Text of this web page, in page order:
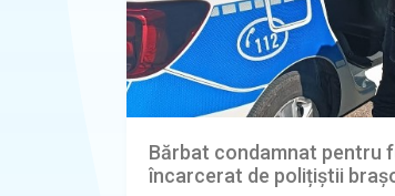
Bărbat condamnat pentru
încarcerat de polițiștii